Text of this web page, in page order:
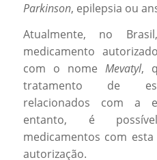
Parkinson, epilepsia ou
Atualmente, no
medicamento
com o nome Mevatyl,
tratamento de
relacionados com a
entanto, é
medicamentos com
autorização.